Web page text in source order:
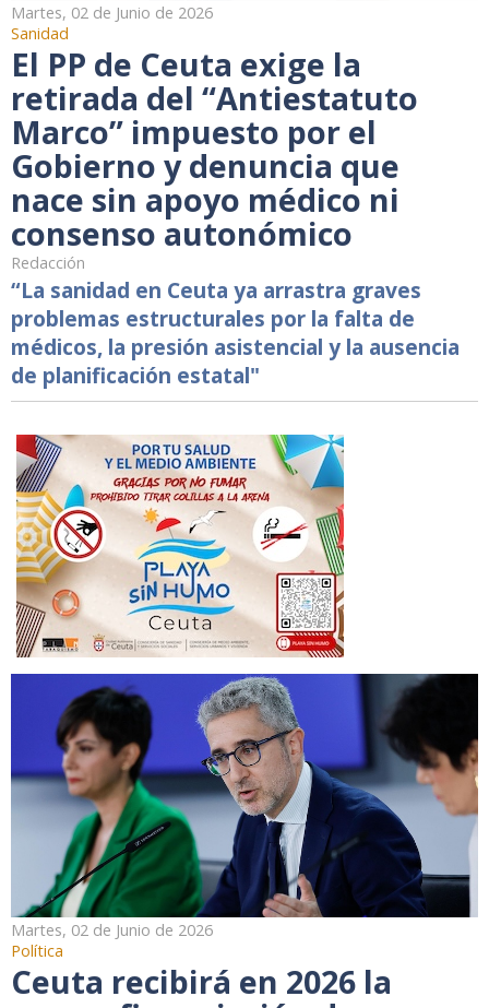
Martes, 02 de Junio de 2026
Sanidad
El PP de Ceuta exige la
retirada del “Antiestatuto
Marco” impuesto por el
Gobierno y denuncia que
nace sin apoyo médico ni
consenso autonómico
Redacción
“La sanidad en Ceuta ya arrastra graves
problemas estructurales por la falta de
médicos, la presión asistencial y la ausencia
de planificación estatal"
Martes, 02 de Junio de 2026
Política
Ceuta recibirá en 2026 la